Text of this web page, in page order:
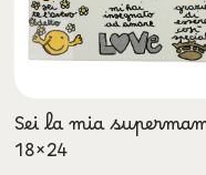
Sei la mia
18×24